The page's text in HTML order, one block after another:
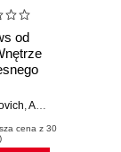
od
,Andrea Allievi
cena z 30